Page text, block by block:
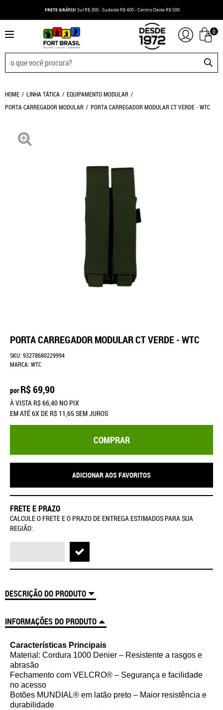
FRETE GRÁTIS! Sul R$ 300 - Sudeste R$ 400 - Centro Oeste R$ 500
0
HOME LINHA TÁTICA
EQUIPAMENTO MODULAR
PORTA CARREGADOR MODULAR
PORTA CARREGADOR MODULAR CT VERDE - WTC
PORTA CARREGADOR MODULAR CT VERDE - WTC
SKU: 93278680229994
MARCA: WTC
por R$ 69,90
À VISTA R$ 66,40 NO PIX
EM ATÉ6X DE R$ 11,65SEM JUROS
COMPRAR
ADICIONAR AOS FAVORITOS
FRETE E PRAZO
CALCULE O FRETE E O PRAZO DE ENTREGA ESTIMADOS PARA SUA
REGIÃO:
DESCRIÇÃO DO PRODUTO
INFORMAÇÕES DO PRODUTO
Características Principais
Material: Cordura 1000 Denier – Resistente a rasgos e
abrasão
Fechamento com VELCRO® – Segurança e facilidade
no acesso
Botões MUNDIAL® em latão preto – Maior resistência e
durabilidade